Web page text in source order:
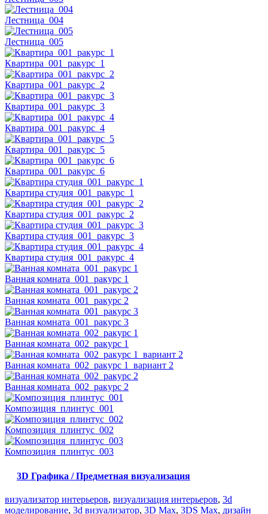
Лестница_004
Лестница_005
Квартира_001_ракурс_1
Квартира_001_ракурс_2
Квартира_001_ракурс_3
Квартира_001_ракурс_4
Квартира_001_ракурс_5
Квартира_001_ракурс_6
Квартира студия_001_ракурс_1
Квартира студия_001_ракурс_2
Квартира студия_001_ракурс_3
Квартира студия_001_ракурс_4
Ванная комната_001_ракурс 1
Ванная комната_001_ракурс 2
Ванная комната_001_ракурс 3
Ванная комната_002_ракурс 1
Ванная комната_002_ракурс 1_вариант 2
Ванная комната_002_ракурс 2
Композиция_плинтус_001
Композиция_плинтус_002
Композиция_плинтус_003
3D Графика / Предметная визуализация
визуализатор интерьеров, визуализация интерьеров, 3d
моделирование, 3d визуализатор, 3D Max, 3DS Max, дизайн